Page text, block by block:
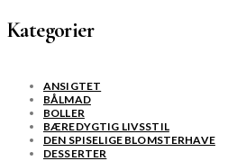
Kategorier
ANSIGTET
BÅLMAD
BOLLER
BÆREDYGTIG LIVSSTIL
DEN SPISELIGE BLOMSTERHAVE
DESSERTER